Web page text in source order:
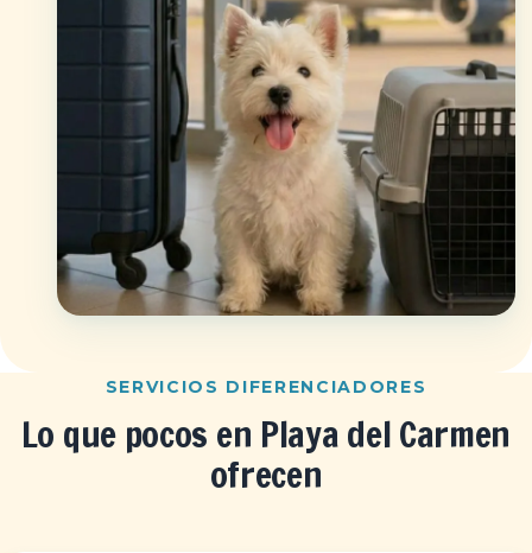
SERVICIOS DIFERENCIADORES
Lo que pocos en Playa del Carmen
ofrecen